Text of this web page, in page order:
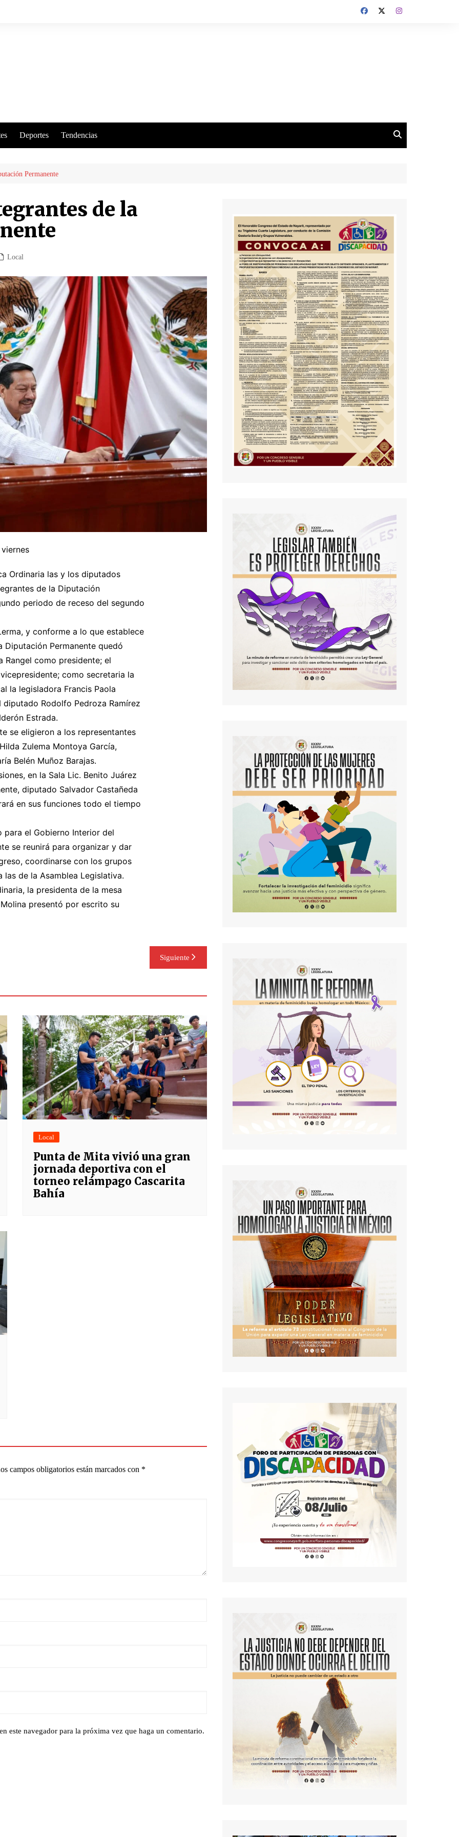
Deportes Tendencias
Permanente
de la
Local
Ordinaria las y los diputados
de la Diputación
periodo de receso del segundo
y conforme a lo que establece
Diputación Permanente quedó
como presidente; el
como secretaria la
la legisladora Francis Paola
Rodolfo Pedroza Ramírez
Estrada.
se eligieron a los representantes
Zulema Montoya García,
Belén Muñoz Barajas.
en la Sala Lic. Benito Juárez
diputado Salvador Castañeda
en sus funciones todo el tiempo
el Gobierno Interior del
se reunirá para organizar y dar
coordinarse con los grupos
de la Asamblea Legislativa.
la presidenta de la mesa
presentó por escrito su
Siguiente
Local
Punta de Mita vivió una gran
jornada deportiva con el
torneo relámpago Cascarita
Bahía
campos obligatorios están marcados con *
este navegador para la próxima vez que haga un comentario.